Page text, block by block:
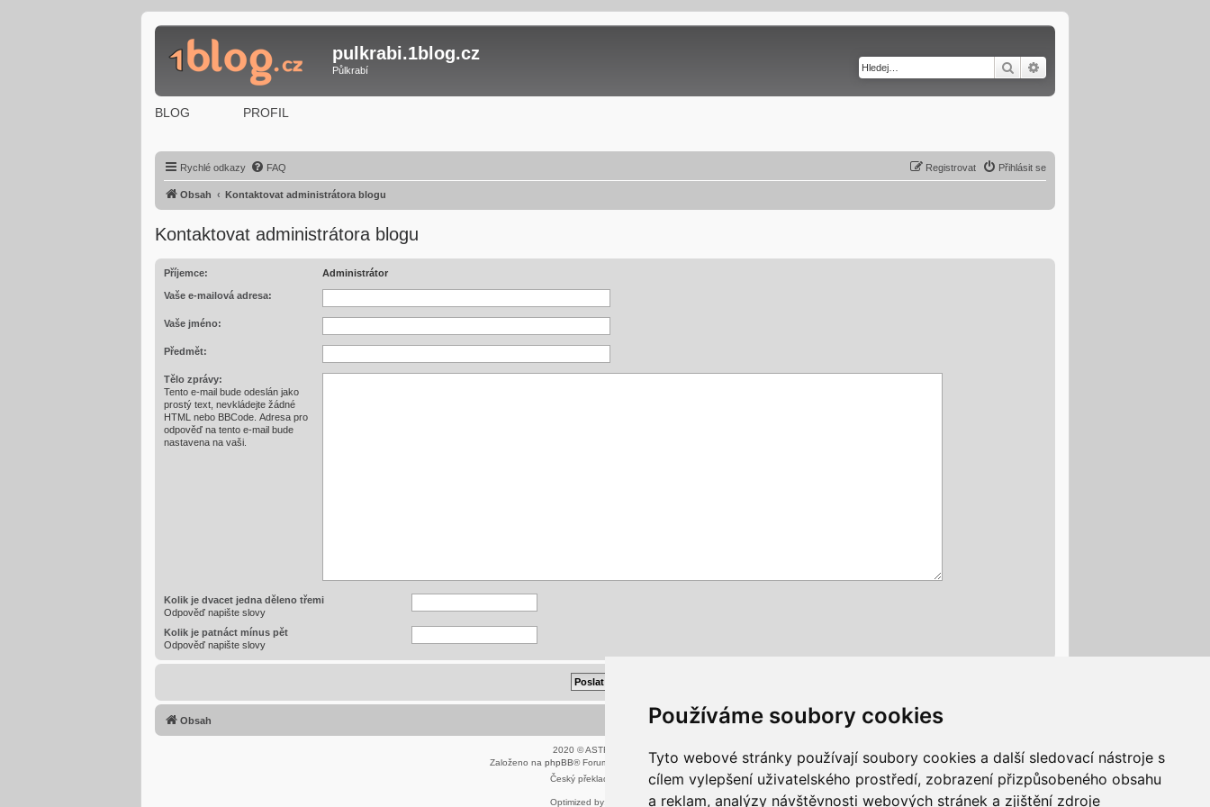
Používáme soubory cookies
Tyto webové stránky používají soubory cookies a další sledovací nástroje s
cílem vylepšení uživatelského prostředí, zobrazení přizpůsobeného obsahu
a reklam, analýzy návštěvnosti webových stránek a zjištění zdroje
pulkrabi.1blog.cz
Půlkrabí Hledat
BLOG PROFIL
Rychlé odkazy FAQ Přihlásit se
Registrovat
Obsah Kontaktovat administrátora blogu
Kontaktovat administrátora blogu
Příjemce: Administrátor
Vaše e-mailová adresa:
Vaše jméno:
Předmět:
Tělo zprávy:
Tento e-mail bude odeslán jako
prostý text, nevkládejte žádné
HTML nebo BBCode. Adresa pro
odpověď na tento e-mail bude
nastavena na vaši.
Kolik je dvacet jedna děleno třemi
Odpověď napište slovy
Kolik je patnáct mínus pět
Odpověď napište slovy
Obsah Všechny časy jsou v
Smazat cookies
Kontaktujte mě/nás
2020 © ASTRA - CZ s.r.o.
Založeno na phpBB® Forum Software © phpBB Limited
Český překlad –
phpBB.cz
Optimized by: phpBB SEO